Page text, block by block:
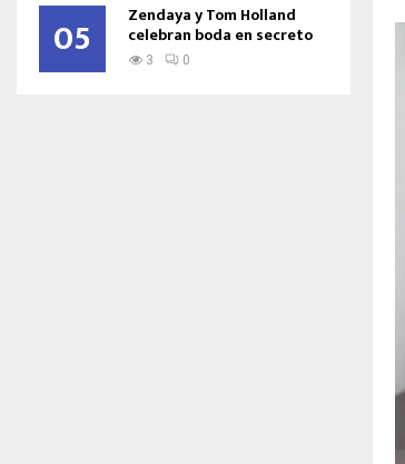
05 Zendaya y Tom Holland
celebran boda en secreto
3 0